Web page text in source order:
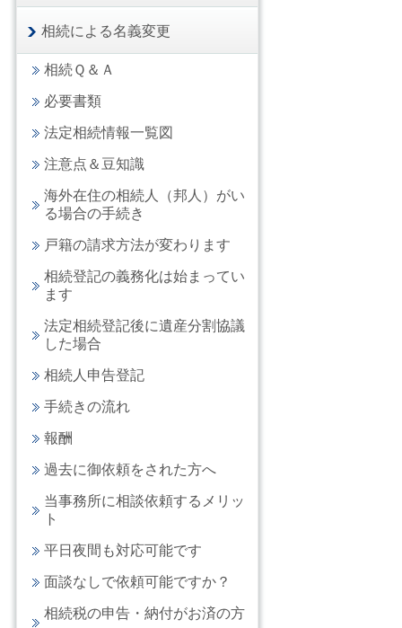
相続による名義変更
相続Ｑ＆Ａ
必要書類
法定相続情報一覧図
注意点＆豆知識
海外在住の相続人（邦人）がい
る場合の手続き
戸籍の請求方法が変わります
相続登記の義務化は始まってい
ます
法定相続登記後に遺産分割協議
した場合
相続人申告登記
手続きの流れ
報酬
過去に御依頼をされた方へ
当事務所に相談依頼するメリッ
ト
平日夜間も対応可能です
面談なしで依頼可能ですか？
相続税の申告・納付がお済の方